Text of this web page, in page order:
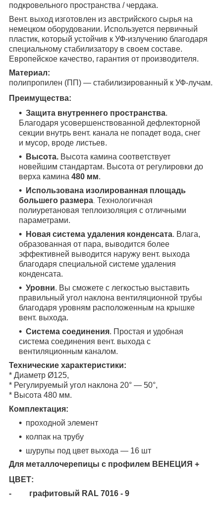
подкровельного пространства / чердака.
Вент. выход изготовлен из австрийского сырья на
немецком оборудовании. Используется первичный
пластик, который устойчив к УФ-излучению благодаря
специальному стабилизатору в своем составе.
Европейское качество, гарантия от производителя.
Материал:
полипропилен (ПП) — стабилизированный к УФ-лучам.
Преимущества:
Защита внутреннего пространства.
Благодаря усовершенствованной дефлекторной
секции внутрь вент. канала не попадет вода, снег
и мусор, вроде листьев.
Высота. Высота камина соответствует
новейшим стандартам. Высота от регулировки до
верха камина 480 мм.
Использована изолированная площадь
большего размера. Технологичная
полиуретановая теплоизоляция с отличными
параметрами.
Новая система удаления конденсата. Влага,
образованная от пара, выводится более
эффективней выводится наружу вент. выхода
благодаря специальной системе удаления
конденсата.
Уровни. Вы сможете с легкостью выставить
правильный угол наклона вентиляционной трубы
благодаря уровням расположенным на крышке
вент. выхода.
Система соединения. Простая и удобная
система соединения вент. выхода с
вентиляционным каналом.
Технические характеристики:
* Диаметр Ø125,
* Регулируемый угол наклона 20° — 50°,
* Высота 480 мм.
Комплектация:
проходной элемент
колпак на трубу
шурупы под цвет выхода — 16 шт
Для металлочерепицы с профилем ВЕНЕЦИЯ +
ЦВЕТ:
- графитовый RAL 7016 - 9